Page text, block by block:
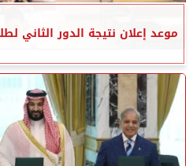
موعد إعلان نتيجة الدور الثاني